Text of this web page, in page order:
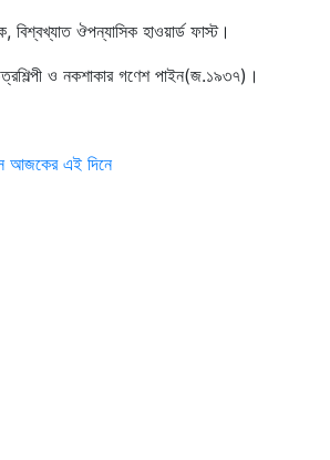
বিশ্বখ্যাত ঔপন্যাসিক হাওয়ার্ড ফাস্ট।
ও নকশাকার গণেশ পাইন(জ.১৯৩৭)।
আজকের এই দিনে